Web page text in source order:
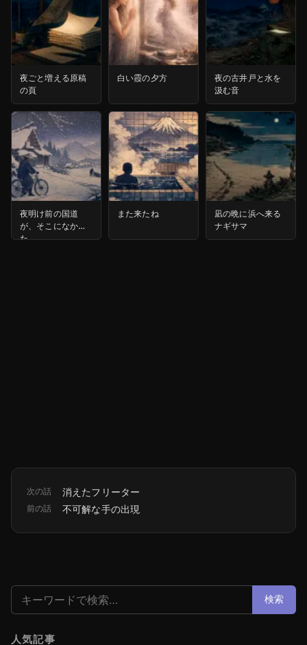
夜ごと増える原稿
の頁
白い霞の夕方
夜の古井戸と水を
汲む音
夜明け前の国道
が、そこになかっ
た
また来たね
凪の晩に浜へ来る
ナギサマ
次の話 消えたフリーター
前の話 不可解な手の出現
検索: 検索
人気記事